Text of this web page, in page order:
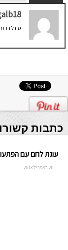
סיגל
כתבות
עוגת לחם עם
20 באפריל 2018